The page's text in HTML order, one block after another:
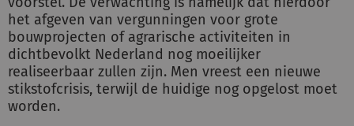
het afgeven van vergunningen voor grote
bouwprojecten of agrarische activiteiten in
dichtbevolkt Nederland nog moeilijker
realiseerbaar zullen zijn. Men vreest een nieuwe
stikstofcrisis, terwijl de huidige nog opgelost moet
worden.